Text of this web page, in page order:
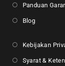
Panduan
Blog
Kebijakan
Syarat &